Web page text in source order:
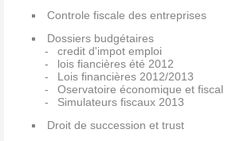
Controle fiscale des entreprises
Dossiers budgétaires
credit d'impot emploi
lois fiancières été 2012
Lois financières 2012/2013
Oservatoire économique et fiscal
Simulateurs fiscaux 2013
Droit de succession et trust